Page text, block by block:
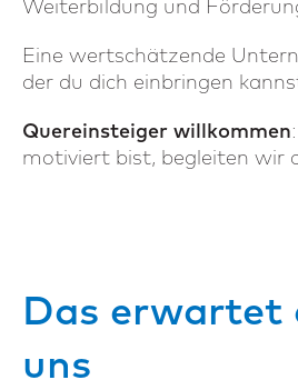
Weiterbildung und
Eine wertschätzende
der du dich einbringen
Quereinsteiger willkommen
motiviert bist, begleiten wir
Das erwartet
uns